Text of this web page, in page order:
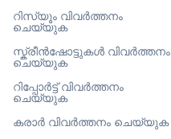
റിസ്യൂം വിവർത്തനം
ചെയ്യുക
സ്ക്രീൻഷോട്ടുകൾ വിവർത്തനം
ചെയ്യുക
റിപ്പോർട്ട് വിവർത്തനം
ചെയ്യുക
കരാർ വിവർത്തനം ചെയ്യുക